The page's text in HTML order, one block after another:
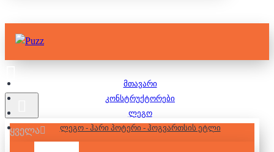
ყველა
მთავარი
კონსტრუქტორები
ლეგო
ლეგო - ჰარი პოტერი - ჰოგვართსის ეტლი